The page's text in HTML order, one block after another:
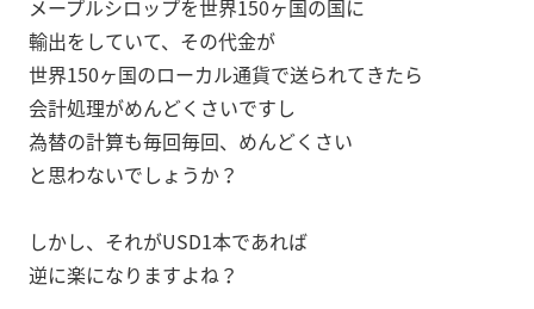
メープルシロップを世界150ヶ国の国に
輸出をしていて、その代金が
世界150ヶ国のローカル通貨で送られてきたら
会計処理がめんどくさいですし
為替の計算も毎回毎回、めんどくさい
と思わないでしょうか？
しかし、それがUSD1本であれば
逆に楽になりますよね？